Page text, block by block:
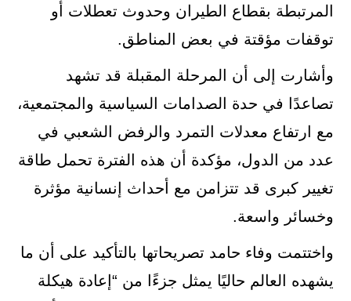
المرتبطة بقطاع الطيران وحدوث تعطلات أو
توقفات مؤقتة في بعض المناطق.
وأشارت إلى أن المرحلة المقبلة قد تشهد
تصاعدًا في حدة الصدامات السياسية والمجتمعية،
مع ارتفاع معدلات التمرد والرفض الشعبي في
عدد من الدول، مؤكدة أن هذه الفترة تحمل طاقة
تغيير كبرى قد تتزامن مع أحداث إنسانية مؤثرة
وخسائر واسعة.
واختتمت وفاء حامد تصريحاتها بالتأكيد على أن ما
يشهده العالم حاليًا يمثل جزءًا من “إعادة هيكلة